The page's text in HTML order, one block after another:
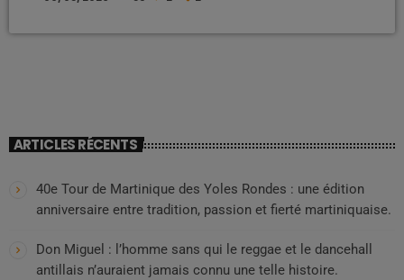
ARTICLES RÉCENTS
40e Tour de Martinique des Yoles Rondes : une édition
anniversaire entre tradition, passion et fierté martiniquaise.
Don Miguel : l’homme sans qui le reggae et le dancehall
antillais n’auraient jamais connu une telle histoire.